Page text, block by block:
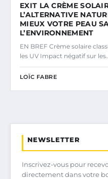
EXIT LA CRÈME
L’ALTERNATIVE
MIEUX VOTRE PEAU
L’ENVIRONNEMENT
EN BREF Crème solaire
les UV Impact négatif sur les…
LOÏC FABRE
NEWSLETTER
Inscrivez-vous pour
directement dans votre